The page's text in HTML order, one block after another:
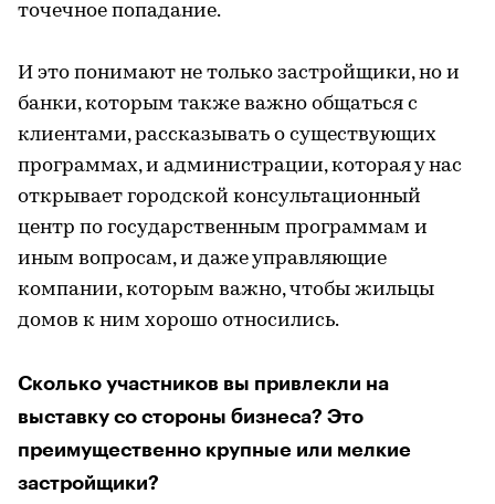
точечное попадание.
И это понимают не только застройщики, но и
банки, которым также важно общаться с
клиентами, рассказывать о существующих
программах, и администрации, которая у нас
открывает городской консультационный
центр по государственным программам и
иным вопросам, и даже управляющие
компании, которым важно, чтобы жильцы
домов к ним хорошо относились.
Сколько участников вы привлекли на
выставку со стороны бизнеса? Это
преимущественно крупные или мелкие
застройщики?